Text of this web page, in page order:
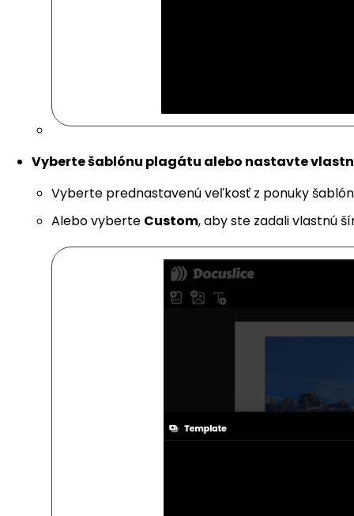
Vyberte šablónu plagátu alebo nastavte
Vyberte prednastavenú veľkosť z ponuky
Alebo vyberte Custom, aby ste zadali vlastnú